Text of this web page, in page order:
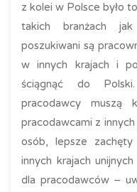
z kolei w Polsce było
takich branżach
poszukiwani są
w innych krajach i
ściągnąć do
pracodawcy muszą
pracodawcami z
osób, lepsze
innych krajach
dla pracodawców –